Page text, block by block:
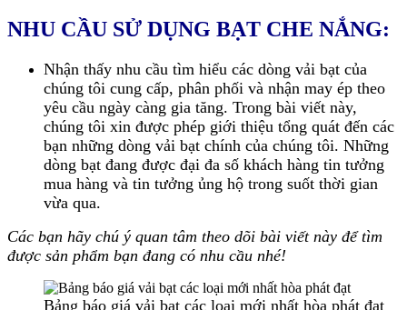
NHU CẦU SỬ DỤNG BẠT CHE NẮNG:
Nhận thấy nhu cầu tìm hiểu các dòng vải bạt của
chúng tôi cung cấp, phân phối và nhận may ép theo
yêu cầu ngày càng gia tăng. Trong bài viết này,
chúng tôi xin được phép giới thiệu tổng quát đến các
bạn những dòng vải bạt chính của chúng tôi. Những
dòng bạt đang được đại đa số khách hàng tin tưởng
mua hàng và tin tưởng ủng hộ trong suốt thời gian
vừa qua.
Các bạn hãy chú ý quan tâm theo dõi bài viết này để tìm
được sản phẩm bạn đang có nhu cầu nhé!
Bảng báo giá vải bạt các loại mới nhất hòa phát đạt